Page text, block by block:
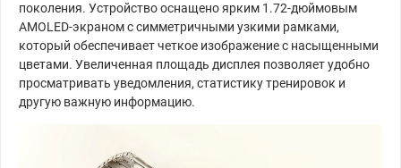
поколения. Устройство оснащено ярким 1.72-дюймовым
AMOLED-экраном с симметричными узкими рамками,
который обеспечивает четкое изображение с насыщенными
цветами. Увеличенная площадь дисплея позволяет удобно
просматривать уведомления, статистику тренировок и
другую важную информацию.